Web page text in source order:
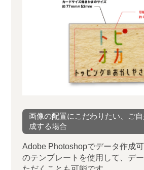
1枚 約57.7円（税別）
※本日ご注文で08月
31,216円（税別）
1枚 約55.7円（税別）
※本日ご注文で08月
34,395円（税別）
720枚 37,255円（税別）
※本日ご注文で
08月
800枚 39,794円（税別）
画像の配置にこだわりたい、ご
成する場合
Adobe Photoshopでデータ作成
のテンプレートを使用して、デ